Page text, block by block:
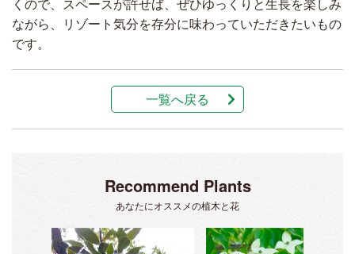
ながら、リゾート気分を存分に味わっていただきたいもの
です。
一覧へ戻る
Recommend Plants
あなたにオススメの植木と花